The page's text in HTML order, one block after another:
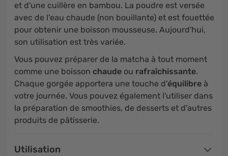
et d'une cuillère en bambou. La poudre est versée
avec de l'eau chaude (non bouillante) et est fouettée
pour obtenir une boisson mousseuse. Aujourd'hui,
son utilisation est très variée.
Vous pouvez préparer de la matcha à tout moment
comme une boisson chaude ou rafraîchissante.
Chaque gorgée apportera une touche d'équilibre à
votre journée. Vous pouvez également l'utiliser dans
la préparation de smoothies, de desserts et d'autres
produits de pâtisserie.
Utilisation